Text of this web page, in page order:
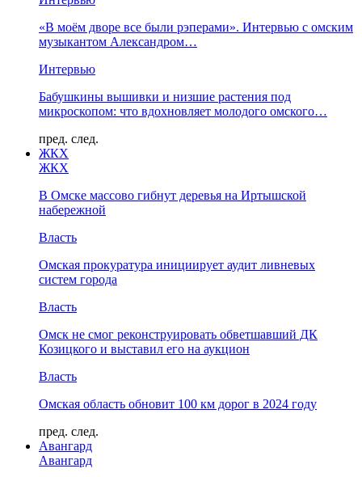
«В моём дворе все были рэперами». Интервью с омским
музыкантом Александром…
Интервью
Бабушкины вышивки и низшие растения под
микроскопом: что вдохновляет молодого омского…
пред. след.
ЖКХ
ЖКХ
В Омске массово гибнут деревья на Иртышской
набережной
Власть
Омская прокуратура инициирует аудит ливневых
систем города
Власть
Омск не смог реконструировать обветшавший ДК
Козицкого и выставил его на аукцион
Власть
Омская область обновит 100 км дорог в 2024 году
пред. след.
Авангард
Авангард